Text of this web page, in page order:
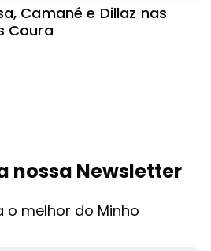
Camané e Dillaz nas
Coura
nossa Newsletter
o melhor do Minho